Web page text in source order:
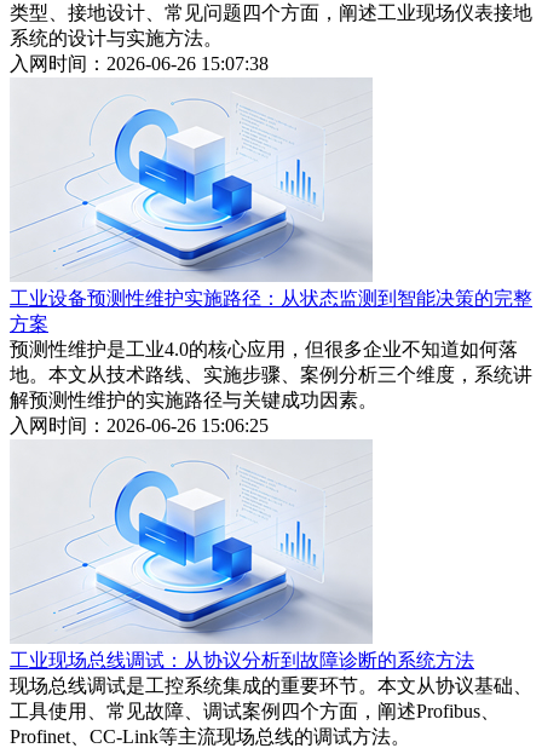
类型、接地设计、常见问题四个方面，阐述工业现场仪表接地
系统的设计与实施方法。
入网时间：2026-06-26 15:07:38
工业设备预测性维护实施路径：从状态监测到智能决策的完整
方案
预测性维护是工业4.0的核心应用，但很多企业不知道如何落
地。本文从技术路线、实施步骤、案例分析三个维度，系统讲
解预测性维护的实施路径与关键成功因素。
入网时间：2026-06-26 15:06:25
工业现场总线调试：从协议分析到故障诊断的系统方法
现场总线调试是工控系统集成的重要环节。本文从协议基础、
工具使用、常见故障、调试案例四个方面，阐述Profibus、
Profinet、CC-Link等主流现场总线的调试方法。